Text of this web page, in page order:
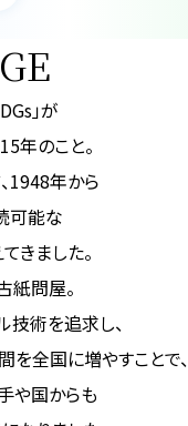
」が
年のこと。
1948年から
可能な
きました。
紙問屋。
技術を追求し、
を全国に増やすことで、
や国からも